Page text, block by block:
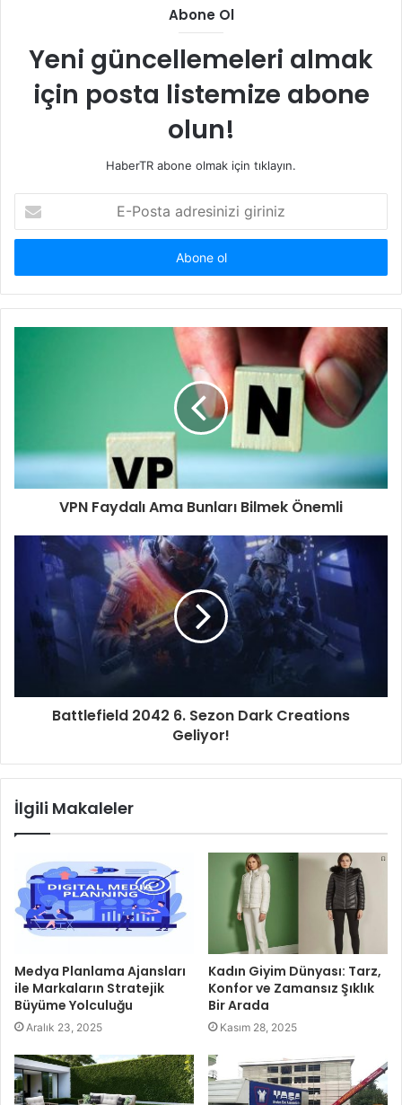
Abone Ol
Yeni güncellemeleri almak
için posta listemize abone
olun!
HaberTR abone olmak için tıklayın.
Posta
adresinizi
VPN Faydalı Ama Bunları Bilmek Önemli
Battlefield 2042 6. Sezon Dark Creations
Geliyor!
İlgili Makaleler
Medya Planlama Ajansları
ile Markaların Stratejik
Büyüme Yolculuğu
Aralık 23, 2025
Kadın Giyim Dünyası: Tarz,
Konfor ve Zamansız Şıklık
Bir Arada
Kasım 28, 2025